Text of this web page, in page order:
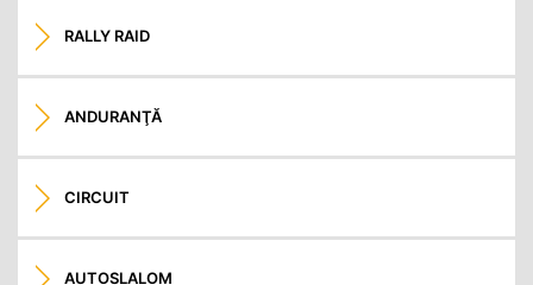
RALLY RAID
ANDURANŢĂ
CIRCUIT
AUTOSLALOM